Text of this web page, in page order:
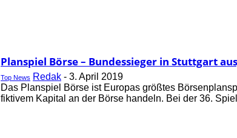
Planspiel Börse – Bundessieger in Stuttgart
Top News Redak - 3. April 2019
Das Planspiel Börse ist Europas größtes
fiktivem Kapital an der Börse handeln. Bei der 36.